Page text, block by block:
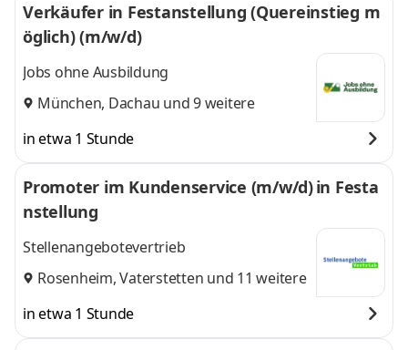
Verkäufer in Festanstellung (Quereinstieg m
öglich) (m/w/d)
Jobs ohne Ausbildung
München, Dachau und 9 weitere
in etwa 1 Stunde
Promoter im Kundenservice (m/w/d) in Festa
nstellung
Stellenangebotevertrieb
Rosenheim,Vaterstetten und 11 weitere
in etwa 1 Stunde